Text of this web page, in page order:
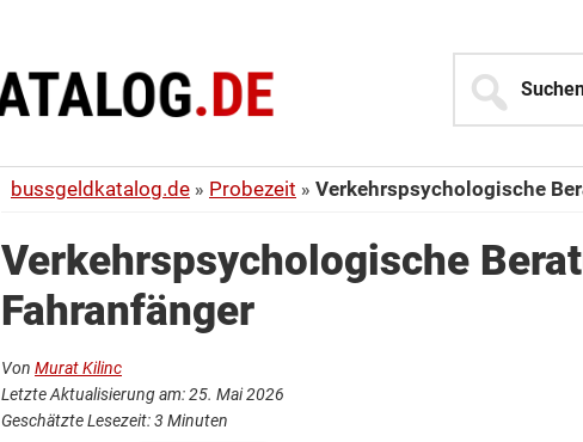
bussgeldkatalog.de Probezeit Verkehrspsychologische
Verkehrspsychologische
Fahranfänger
Von Murat Kilinc
Letzte Aktualisierung am: 25. Mai 2026
Geschätzte Lesezeit:3 Minuten